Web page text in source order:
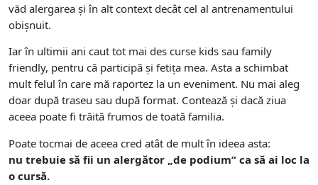
văd alergarea și în alt context decât cel al antrenamentului
obișnuit.
Iar în ultimii ani caut tot mai des curse kids sau family
friendly, pentru că participă și fetița mea. Asta a schimbat
mult felul în care mă raportez la un eveniment. Nu mai aleg
doar după traseu sau după format. Contează și dacă ziua
aceea poate fi trăită frumos de toată familia.
Poate tocmai de aceea cred atât de mult în ideea asta:
nu trebuie să fii un alergător „de podium” ca să ai loc la
o cursă.